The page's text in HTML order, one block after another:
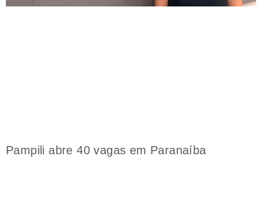
Pampili abre 40 vagas em Paranaíba